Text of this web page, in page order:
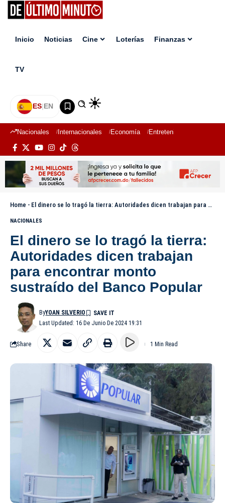
Inicio Noticias Cine Loterías Finanzas
TV
ES|EN
Nacionales Internacionales Economía Entretenimiento
Home - El dinero se lo tragó la tierra: Autoridades dicen trabajan para encontrar monto sustraído del Banco Popular
NACIONALES
El dinero se lo tragó la tierra:
Autoridades dicen trabajan
para encontrar monto
sustraído del Banco Popular
Last Updated: 16 De Junio De 2024 19:31
ByYOAN SILVERIO
Share 1 Min Read